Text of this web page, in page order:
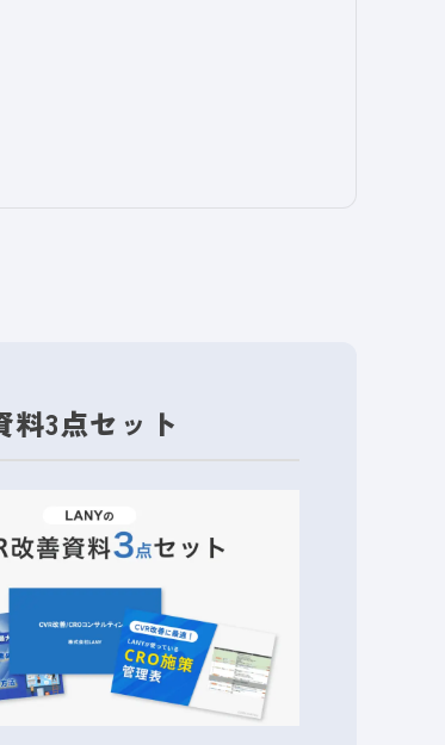
料3点セット